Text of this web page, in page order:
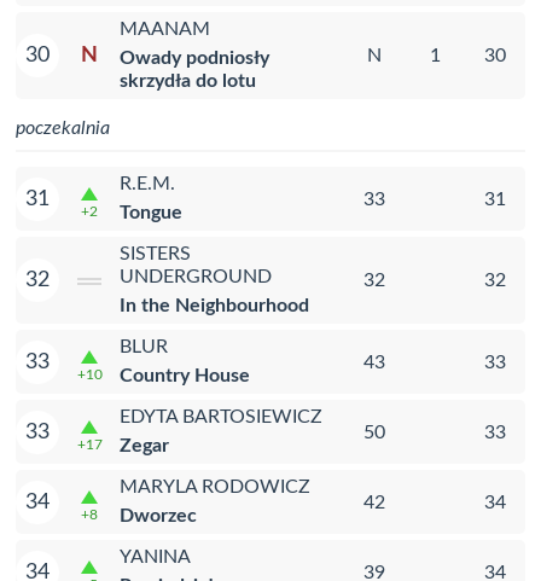
30 N
MAANAM
Owady podniosły
skrzydła do lotu
N 1 30
poczekalnia
31
+2
R.E.M.
Tongue
33 31
32
SISTERS
UNDERGROUND
In the Neighbourhood
32 32
33
+10
BLUR
Country House
43 33
33
+17
EDYTA BARTOSIEWICZ
Zegar
50 33
34
+8
MARYLA RODOWICZ
Dworzec
42 34
34
YANINA
39 34